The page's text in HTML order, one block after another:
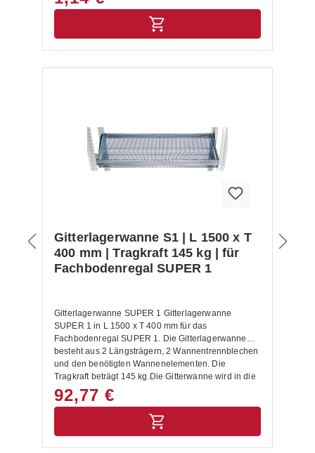
Gitterlagerwanne S1 | L 1500 x T
400 mm | Tragkraft 145 kg | für
Fachbodenregal SUPER 1
Gitterlagerwanne SUPER 1 Gitterlagerwanne
SUPER 1 in L 1500 x T 400 mm für das
Fachbodenregal SUPER 1. Die Gitterlagerwanne
besteht aus 2 Längsträgern, 2 Wannentrennblechen
und den benötigten Wannenelementen. Die
Tragkraft beträgt 145 kg.Die Gitterwanne wird in die
zwei mitgelieferten Längsträgern eingehängt.
92,77 €